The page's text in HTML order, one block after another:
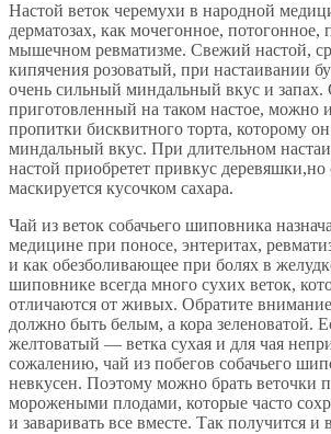
Настой веток черемухи в народной
дерматозах, как мочегонное, потогонное,
мышечном ревматизме. Свежий настой,
кипячения розоватый, при настаивании
очень сильный миндальный вкус и
приготовленный на таком настое, можно
пропитки бисквитного торта, которому
миндальный вкус. При длительном
настой приобретет привкус деревяшки,но
маскируется кусочком сахара.
Чай из веток собачьего шиповника
медицине при поносе, энтеритах,
и как обезболивающее при болях в
шиповнике всегда много сухих веток,
отличаются от живых. Обратите внимание
должно быть белым, а кора зеленоватой.
желтоватый — ветка сухая и для чая
сожалению, чай из побегов собачьего
невкусен. Поэтому можно брать веточки
морожеными плодами, которые часто
и заваривать все вместе. Так получится и